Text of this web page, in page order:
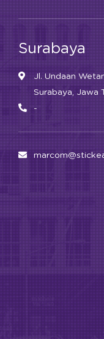
Surabaya
Jl. Undaan
Surabaya, Jawa
-